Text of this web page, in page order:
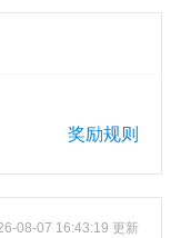
奖励规则
08-07 16:43:19 更新